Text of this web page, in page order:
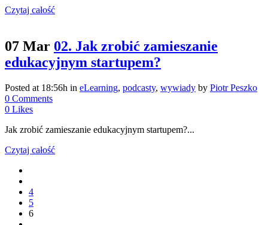
Czytaj całość
07 Mar 02. Jak zrobić zamieszanie
edukacyjnym startupem?
Posted at 18:56h in eLearning, podcasty, wywiady by Piotr Peszko
0 Comments
0 Likes
Jak zrobić zamieszanie edukacyjnym startupem?...
Czytaj całość
4
5
6